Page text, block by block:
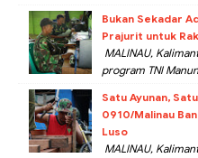
Bukan Sekadar
Prajurit untuk
MALINAU,
program TNI
Satu Ayunan,
0910/Malinau
Luso
MALINAU,